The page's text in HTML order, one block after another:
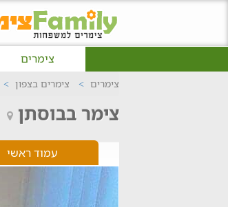
צימרים
צימרים צימרים בצפון
צימר בבוסתן
עמוד ראשי